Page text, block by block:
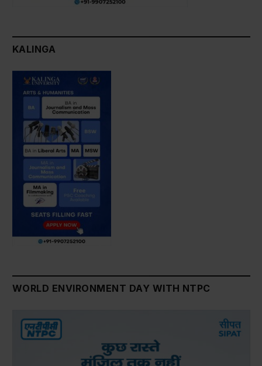
KALINGA
WORLD ENVIRONMENT DAY WITH NTPC